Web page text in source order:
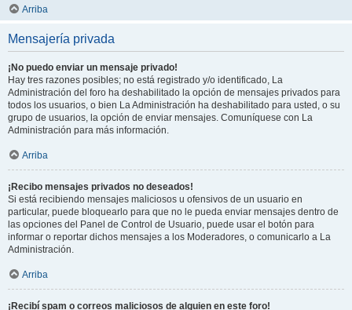
Arriba
Mensajería privada
¡No puedo enviar un mensaje privado!
Hay tres razones posibles; no está registrado y/o identificado, La
Administración del foro ha deshabilitado la opción de mensajes privados para
todos los usuarios, o bien La Administración ha deshabilitado para usted, o su
grupo de usuarios, la opción de enviar mensajes. Comuníquese con La
Administración para más información.
Arriba
¡Recibo mensajes privados no deseados!
Si está recibiendo mensajes maliciosos u ofensivos de un usuario en
particular, puede bloquearlo para que no le pueda enviar mensajes dentro de
las opciones del Panel de Control de Usuario, puede usar el botón para
informar o reportar dichos mensajes a los Moderadores, o comunicarlo a La
Administración.
Arriba
¡Recibí spam o correos maliciosos de alguien en este foro!